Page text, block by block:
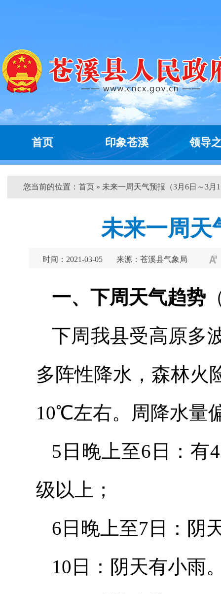
首页 印象苍溪 领导
您当前的位置： 首页 » 未来一周天气预报（3月6日～3月
未来一周天
时间：2021-03-05 来源：苍溪县气象局
一、下周天气趋势
下周我县受高原多
多阵性降水，森林火
10℃左右。周降水量
5日晚上至6日：有
级以上；
6日晚上至7日：阴
10日：阴天有小雨